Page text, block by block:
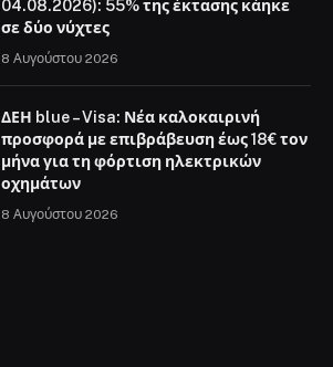
04.08.2026): 55% της έκτασης κάηκε
σε δύο νύχτες
8 Αυγούστου 2026
ΔΕΗ blue – Visa: Νέα καλοκαιρινή
προσφορά με επιβράβευση έως 18€ τον
μήνα για τη φόρτιση ηλεκτρικών
οχημάτων
8 Αυγούστου 2026